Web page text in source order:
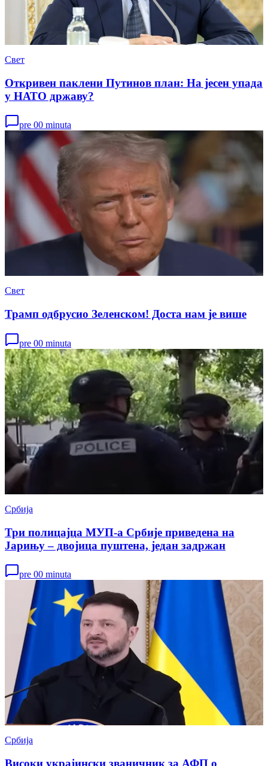
Свет
Откривен паклени Путинов план: На јесен упада
у НАТО државу?
pre 00 minuta
Свет
Трамп одбрусио Зеленском! Доста нам је више
pre 00 minuta
Србија
Три полицајца МУП-а Србије приведена на
Јарињу – двојица пуштена, један задржан
pre 00 minuta
Србија
Високи украјински званичник за АФП о